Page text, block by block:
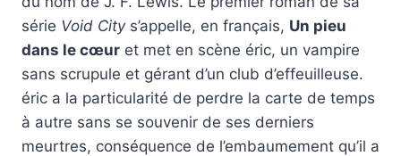
série Void City s’appelle, en français, Un pieu
dans le cœur et met en scène éric, un vampire
sans scrupule et gérant d’un club d’effeuilleuse.
éric a la particularité de perdre la carte de temps
à autre sans se souvenir de ses derniers
meurtres, conséquence de l’embaumement qu’il a